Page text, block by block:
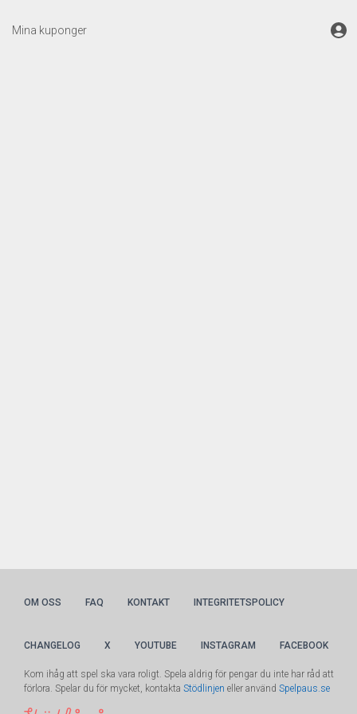
Mina kuponger
OM OSS FAQ KONTAKT INTEGRITETSPOLICY
CHANGELOG X YOUTUBE INSTAGRAM FACEBOOK
Kom ihåg att spel ska vara roligt. Spela aldrig för pengar du inte har råd att
förlora. Spelar du för mycket, kontakta Stödlinjen eller använd Spelpaus.se